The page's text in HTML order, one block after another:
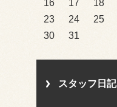
16
17 18
23
24 25
30
31
スタッフ日記